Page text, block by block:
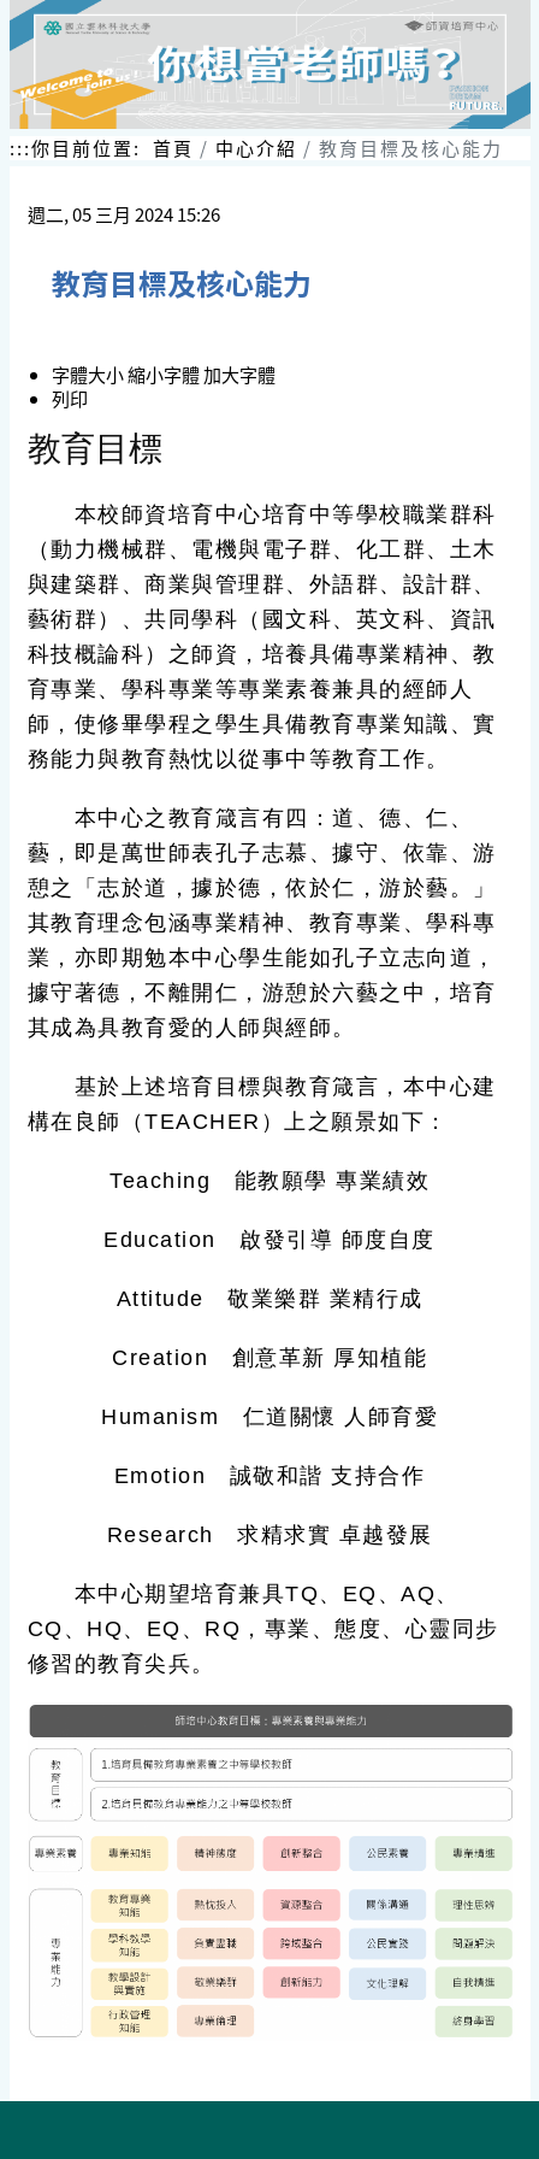
:::你目前位置: 首頁 中心介紹 教育目標及核心能力
週二, 05 三月 2024 15:26
教育目標及核心能力
字體大小縮小字體加大字體
列印
教育目標
本校師資培育中心培育中等學校職業群科
（動力機械群、電機與電子群、化工群、土木
與建築群、商業與管理群、外語群、設計群、
藝術群）、共同學科（國文科、英文科、資訊
科技概論科）之師資，培養具備專業精神、教
育專業、學科專業等專業素養兼具的經師人
師，使修畢學程之學生具備教育專業知識、實
務能力與教育熱忱以從事中等教育工作。
本中心之教育箴言有四：道、德、仁、
藝，即是萬世師表孔子志慕、據守、依靠、游
憩之「志於道，據於德，依於仁，游於藝。」
其教育理念包涵專業精神、教育專業、學科專
業，亦即期勉本中心學生能如孔子立志向道，
據守著德，不離開仁，游憩於六藝之中，培育
其成為具教育愛的人師與經師。
基於上述培育目標與教育箴言，本中心建
構在良師（TEACHER）上之願景如下：
Teaching 能教願學 專業績效
Education 啟發引導 師度自度
Attitude 敬業樂群 業精行成
Creation 創意革新 厚知植能
Humanism 仁道關懷 人師育愛
Emotion 誠敬和諧 支持合作
Research 求精求實 卓越發展
本中心期望培育兼具TQ、EQ、AQ、
CQ、HQ、EQ、RQ，專業、態度、心靈同步
修習的教育尖兵。